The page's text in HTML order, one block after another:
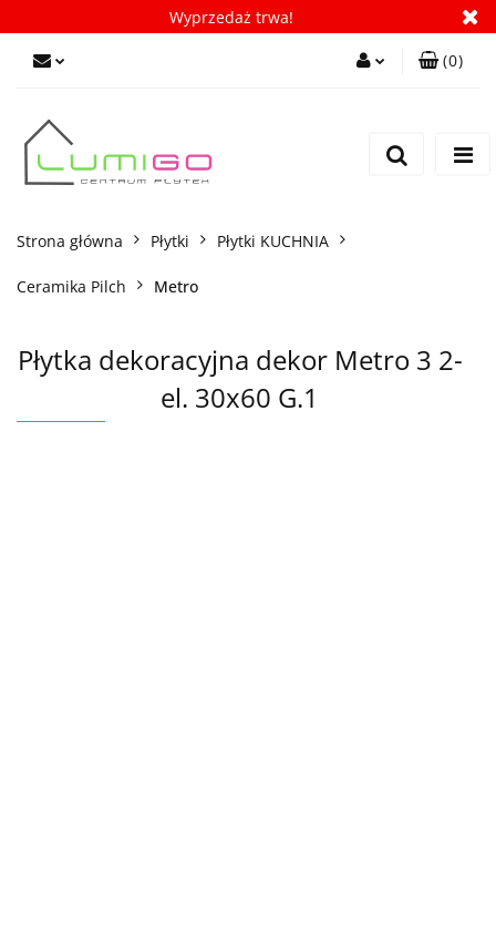
Wyprzedaż trwa!
(0)
Strona główna Płytki Płytki KUCHNIA
Ceramika Pilch Metro
Płytka dekoracyjna dekor Metro 3 2-
el. 30x60 G.1